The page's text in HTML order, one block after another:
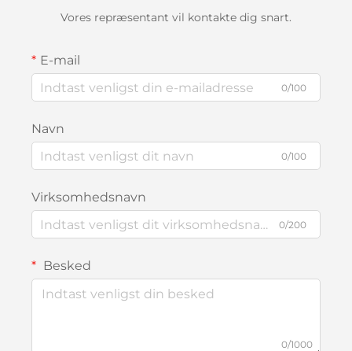
Vores repræsentant vil kontakte dig snart.
E-mail
0/100
Navn
0/100
Virksomhedsnavn
0/200
Besked
0/1000